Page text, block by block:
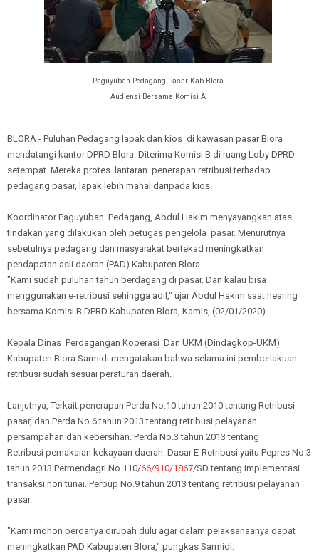
Paguyuban Pedagang Pasar Kab.Blora
Audiensi Bersama Komisi A
BLORA - Puluhan Pedagang lapak dan kios di kawasan pasar Blora
mendatangi kantor DPRD Blora. Diterima Komisi B di ruang Loby DPRD
setempat. Mereka protes lantaran penerapan retribusi terhadap
pedagang pasar, lapak lebih mahal daripada kios.
Koordinator Paguyuban Pedagang, Abdul Hakim menyayangkan atas
tindakan yang dilakukan oleh petugas pengelola pasar. Menurutnya
sebetulnya pedagang dan masyarakat bertekad meningkatkan
pendapatan asli daerah (PAD) Kabupaten Blora.
"Kami sudah puluhan tahun berdagang di pasar. Dan kalau bisa
menggunakan e-retribusi sehingga adil," ujar Abdul Hakim saat hearing
bersama Komisi B DPRD Kabupaten Blora, Kamis, (02/01/2020).
Kepala Dinas Perdagangan Koperasi Dan UKM (Dindagkop-UKM)
Kabupaten Blora Sarmidi mengatakan bahwa selama ini pemberlakuan
retribusi sudah sesuai peraturan daerah.
Lanjutnya, Terkait penerapan Perda No.10 tahun 2010 tentang Retribusi
pasar, dan Perda No.6 tahun 2013 tentang retribusi pelayanan
persampahan dan kebersihan. Perda No.3 tahun 2013 tentang
Retribusi pemakaian kekayaan daerah. Dasar E-Retribusi yaitu Pepres No.3
tahun 2013 Permendagri No.110/66/910/1867/SD tentang implementasi
transaksi non tunai. Perbup No.9 tahun 2013 tentang retribusi pelayanan
pasar.
"Kami mohon perdanya dirubah dulu agar dalam pelaksanaanya dapat
meningkatkan PAD Kabupaten Blora," pungkas Sarmidi.